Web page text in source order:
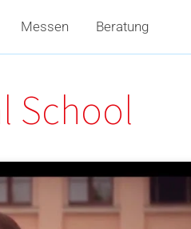
Messen Beratung
School